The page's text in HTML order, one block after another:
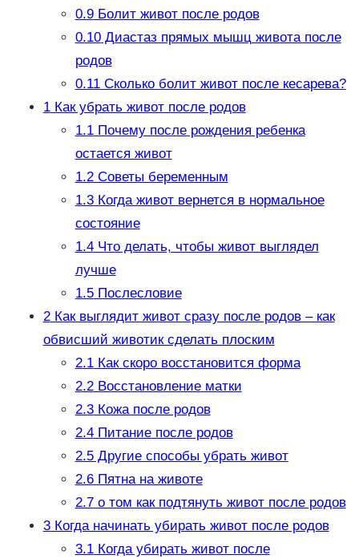
0.9Болит живот после родов
0.10Диастаз прямых мышц живота после
родов
0.11Сколько болит живот после кесарева?
1Как убрать живот после родов
1.1Почему после рождения ребенка
остается живот
1.2Советы беременным
1.3Когда живот вернется в нормальное
состояние
1.4Что делать, чтобы живот выглядел
лучше
1.5Послесловие
2Как выглядит живот сразу после родов – как
обвисший животик сделать плоским
2.1Как скоро восстановится форма
2.2Восстановление матки
2.3Кожа после родов
2.4Питание после родов
2.5Другие способы убрать живот
2.6Пятна на животе
2.7о том как подтянуть живот после родов
3Когда начинать убирать живот после родов
3.1Когда убирать живот после